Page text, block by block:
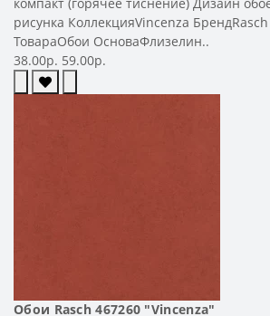
рисунка КоллекцияVincenza
ТовараОбои ОсноваФлизелин..
38.00р. 59.00р.
Обои Rasch 467260 "Vincenza"